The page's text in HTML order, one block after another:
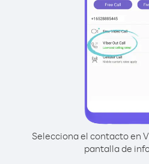
Selecciona el contacto en
pantalla de